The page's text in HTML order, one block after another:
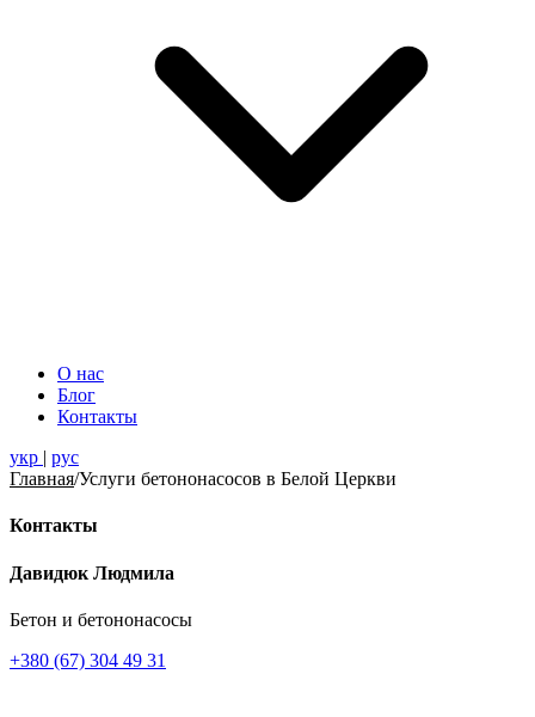
О нас
Блог
Контакты
укр | рус
Главная/Услуги бетононасосов в Белой Церкви
Контакты
Давидюк Людмила
Бетон и бетононасосы
+380 (67) 304 49 31